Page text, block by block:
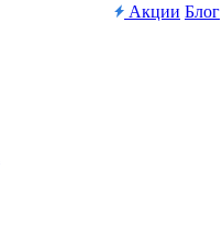
Акции Блог